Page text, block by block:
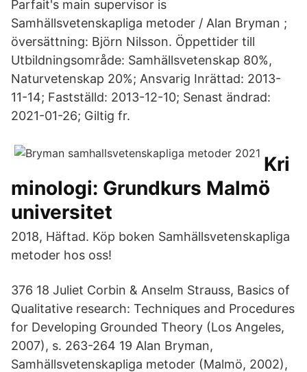
Parfait's main supervisor is
Samhällsvetenskapliga metoder / Alan Bryman ;
översättning: Björn Nilsson. Öppettider till
Utbildningsområde: Samhällsvetenskap 80%,
Naturvetenskap 20%; Ansvarig Inrättad: 2013-
11-14; Fastställd: 2013-12-10; Senast ändrad:
2021-01-26; Giltig fr.
Kri
minologi: Grundkurs Malmö
universitet
2018, Häftad. Köp boken Samhällsvetenskapliga
metoder hos oss!
376 18 Juliet Corbin & Anselm Strauss, Basics of
Qualitative research: Techniques and Procedures
for Developing Grounded Theory (Los Angeles,
2007), s. 263-264 19 Alan Bryman,
Samhällsvetenskapliga metoder (Malmö, 2002),